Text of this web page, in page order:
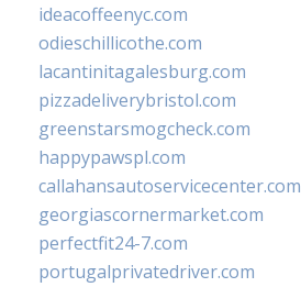
ideacoffeenyc.com
odieschillicothe.com
lacantinitagalesburg.com
pizzadeliverybristol.com
greenstarsmogcheck.com
happypawspl.com
callahansautoservicecenter.com
georgiascornermarket.com
perfectfit24-7.com
portugalprivatedriver.com